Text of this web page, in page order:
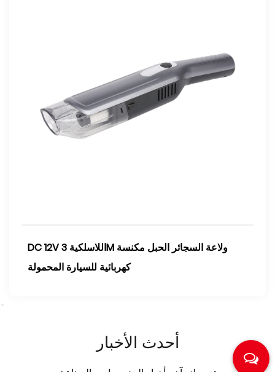
DC 12V اللاسلكية 3M ولاعة السجائر الحبل مكنسة
كهربائية للسيارة المحمولة
أحدث الأخبار